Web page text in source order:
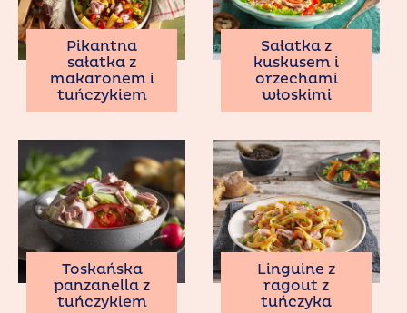
Pikantna
sałatka z
makaronem i
tuńczykiem
Sałatka z
kuskusem i
orzechami
włoskimi
Toskańska
panzanella z
tuńczykiem
Linguine z
ragout z
tuńczyka